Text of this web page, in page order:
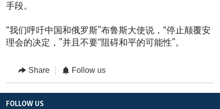
手段。
“我们呼吁中国和俄罗斯”布鲁斯大使说，“停止颠覆安
理会的决定，”并且不要“阻碍和平的可能性”。
Share Follow us
FOLLOW US